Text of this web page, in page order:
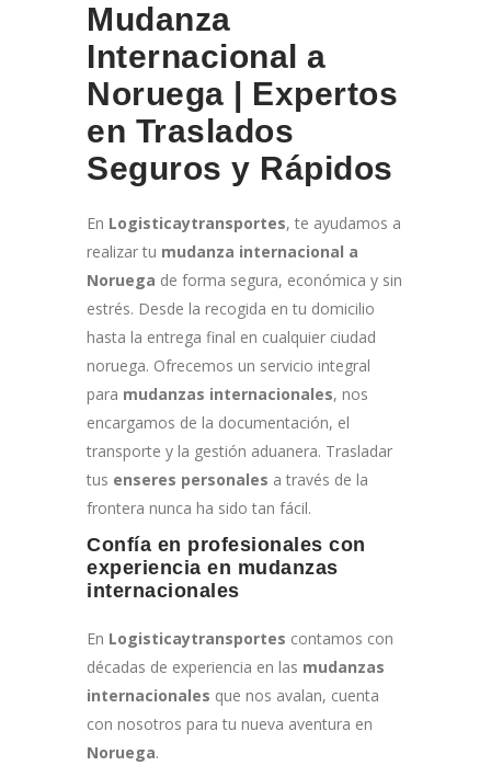
Mudanza
Internacional a
Noruega | Expertos
en Traslados
Seguros y Rápidos
En Logisticaytransportes, te ayudamos a
realizar tu mudanza internacional a
Noruega de forma segura, económica y sin
estrés. Desde la recogida en tu domicilio
hasta la entrega final en cualquier ciudad
noruega. Ofrecemos un servicio integral
para mudanzas internacionales, nos
encargamos de la documentación, el
transporte y la gestión aduanera. Trasladar
tus enseres personales a través de la
frontera nunca ha sido tan fácil.
Confía en profesionales con
experiencia en mudanzas
internacionales
En Logisticaytransportes contamos con
décadas de experiencia en las mudanzas
internacionales que nos avalan, cuenta
con nosotros para tu nueva aventura en
Noruega.